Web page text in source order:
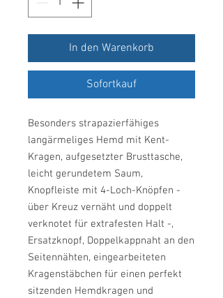
In den Warenkorb
Sofortkauf
Besonders strapazierfähiges
langärmeliges Hemd mit Kent-
Kragen, aufgesetzter Brusttasche,
leicht gerundetem Saum,
Knopfleiste mit 4-Loch-Knöpfen -
über Kreuz vernäht und doppelt
verknotet für extrafesten Halt -,
Ersatzknopf, Doppelkappnaht an den
Seitennähten, eingearbeiteten
Kragenstäbchen für einen perfekt
sitzenden Hemdkragen und